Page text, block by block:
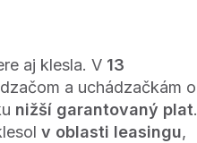
aj klesla. V 13
a uchádzačkám o
nižší garantovaný plat.
v oblasti leasingu,